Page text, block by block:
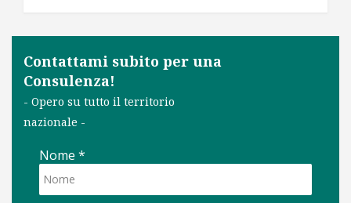
Contattami subito per una
Consulenza!
- Opero su tutto il territorio
nazionale -
Nome *